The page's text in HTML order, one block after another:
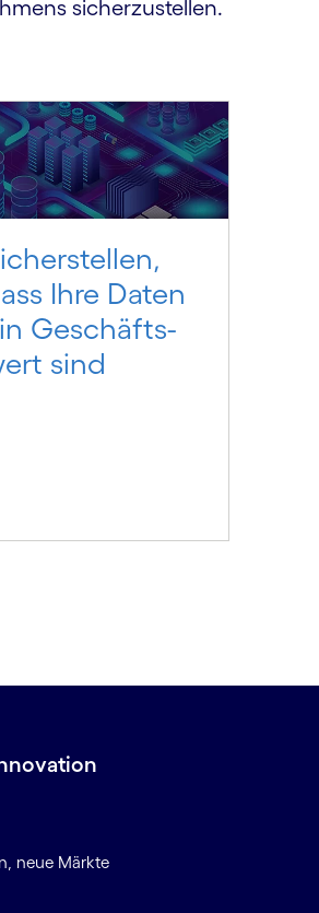
sicherzustellen.
Ihre Daten
Geschäfts­
sind
neue Märkte